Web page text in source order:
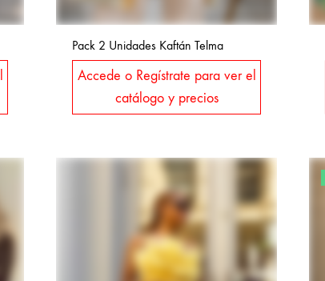
Pack 2 Unidades Kaftán Telma
Accede o Regístrate para ver el
catálogo y precios